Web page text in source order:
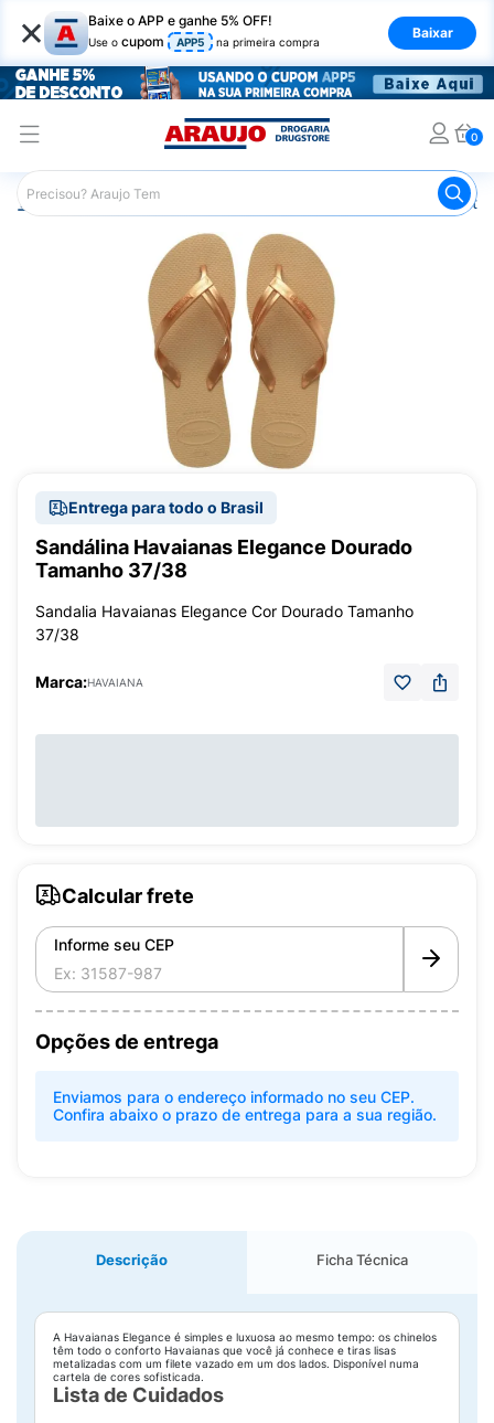
× Baixe o APP e ganhe 5% OFF!
Use o cupom APP5 na primeira compra
Baixar
0
Araujo Mercado Calçados e
Entrega para todo o Brasil
Sandálina Havaianas Elegance Dourado
Tamanho 37/38
Sandalia Havaianas Elegance Cor Dourado Tamanho
37/38
Marca:HAVAIANA
Calcular frete
Informe seu CEP
Opções de entrega
Enviamos para o endereço informado no seu CEP.
Confira abaixo o prazo de entrega para a sua região.
Descrição Ficha Técnica
A Havaianas Elegance é simples e luxuosa ao mesmo tempo: os chinelos
têm todo o conforto Havaianas que você já conhece e tiras lisas
metalizadas com um filete vazado em um dos lados. Disponível numa
cartela de cores sofisticada.
Lista de Cuidados